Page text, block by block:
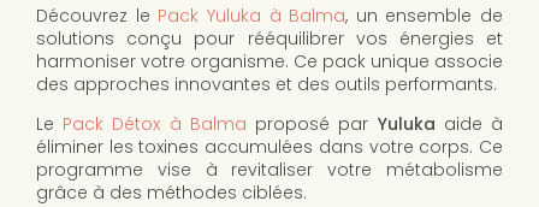
Découvrez le Pack Yuluka à Balma, un ensemble de
solutions conçu pour rééquilibrer vos énergies et
harmoniser votre organisme. Ce pack unique associe
des approches innovantes et des outils performants.
Le Pack Détox à Balma proposé par Yuluka aide à
éliminer les toxines accumulées dans votre corps. Ce
programme vise à revitaliser votre métabolisme
grâce à des méthodes ciblées.